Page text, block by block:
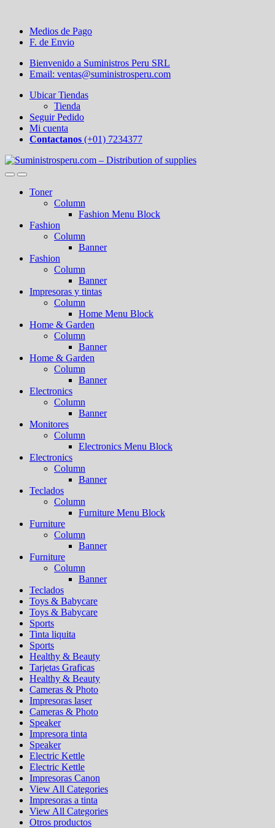
Medios de Pago
F. de Envio
Bienvenido a Suministros Peru SRL
Email: ventas@suministrosperu.com
Ubicar Tiendas
Tienda
Seguir Pedido
Mi cuenta
Contactanos (+01) 7234377
Toner
Column
Fashion Menu Block
Fashion
Column
Banner
Fashion
Column
Banner
Impresoras y tintas
Column
Home Menu Block
Home & Garden
Column
Banner
Home & Garden
Column
Banner
Electronics
Column
Banner
Monitores
Column
Electronics Menu Block
Electronics
Column
Banner
Teclados
Column
Furniture Menu Block
Furniture
Column
Banner
Furniture
Column
Banner
Teclados
Toys & Babycare
Toys & Babycare
Sports
Tinta liquita
Sports
Healthy & Beauty
Tarjetas Graficas
Healthy & Beauty
Cameras & Photo
Impresoras laser
Cameras & Photo
Speaker
Impresora tinta
Speaker
Electric Kettle
Electric Kettle
Impresoras Canon
View All Categories
Impresoras a tinta
View All Categories
Otros productos